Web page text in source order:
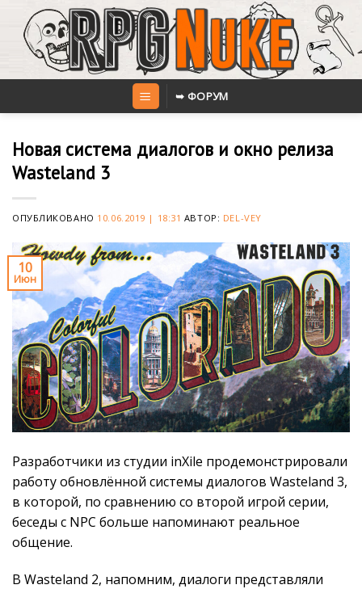
content
➥ ФОРУМ
Новая система диалогов и окно релиза
Wasteland 3
ОПУБЛИКОВАНО 10.06.2019 | 18:31 АВТОР: DEL-VEY
10
Июн
Разработчики из студии inXile продемонстрировали
работу обновлённой системы диалогов Wasteland 3,
в которой, по сравнению со второй игрой серии,
беседы с NPC больше напоминают реальное
общение.
В Wasteland 2, напомним, диалоги представляли